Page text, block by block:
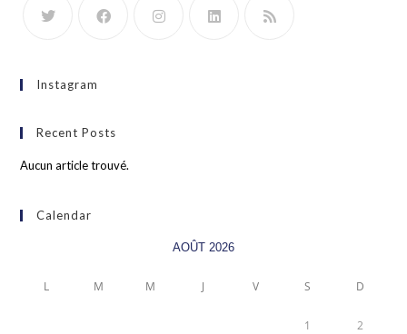
Instagram
Recent Posts
Aucun article trouvé.
Calendar
AOÛT 2026
L M M J V S D
1 2